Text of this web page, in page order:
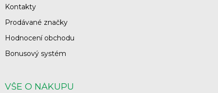
Kontakty
Prodávané značky
Hodnocení obchodu
Bonusový systém
VŠE O NÁKUPU